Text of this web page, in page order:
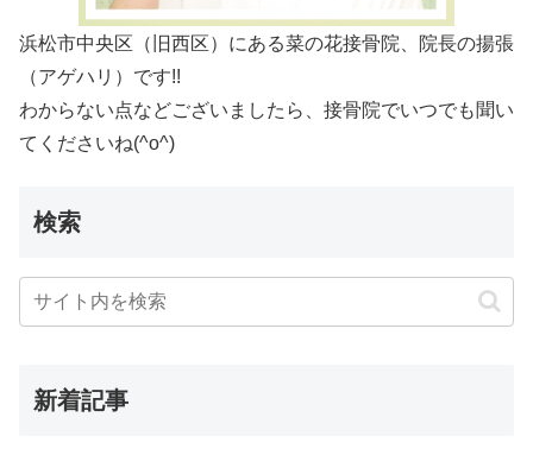
浜松市中央区（旧西区）にある菜の花接骨院、院長の揚張
（アゲハリ）です!!
わからない点などございましたら、接骨院でいつでも聞い
てくださいね(^o^)
検索
新着記事